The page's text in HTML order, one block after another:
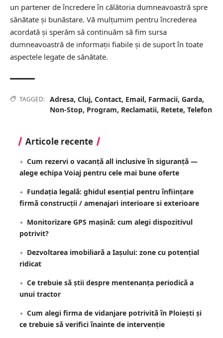
un partener de încredere în călătoria dumneavoastră spre
sănătate și bunăstare. Vă mulțumim pentru încrederea
acordată și sperăm să continuăm să fim sursa
dumneavoastră de informații fiabile și de suport în toate
aspectele legate de sănătate.
TAGGED: Adresa, Cluj, Contact, Email, Farmacii, Garda,
Non-Stop, Program, Reclamatii, Retete, Telefon
Articole recente
Cum rezervi o vacanță all inclusive în siguranță —
alege echipa Voiaj pentru cele mai bune oferte
Fundația legală: ghidul esențial pentru înființare
firmă construcții / amenajari interioare si exterioare
Monitorizare GPS mașină: cum alegi dispozitivul
potrivit?
Dezvoltarea imobiliară a Iașului: zone cu potențial
ridicat
Ce trebuie să știi despre mentenanța periodică a
unui tractor
Cum alegi firma de vidanjare potrivită în Ploiești și
ce trebuie să verifici înainte de intervenție